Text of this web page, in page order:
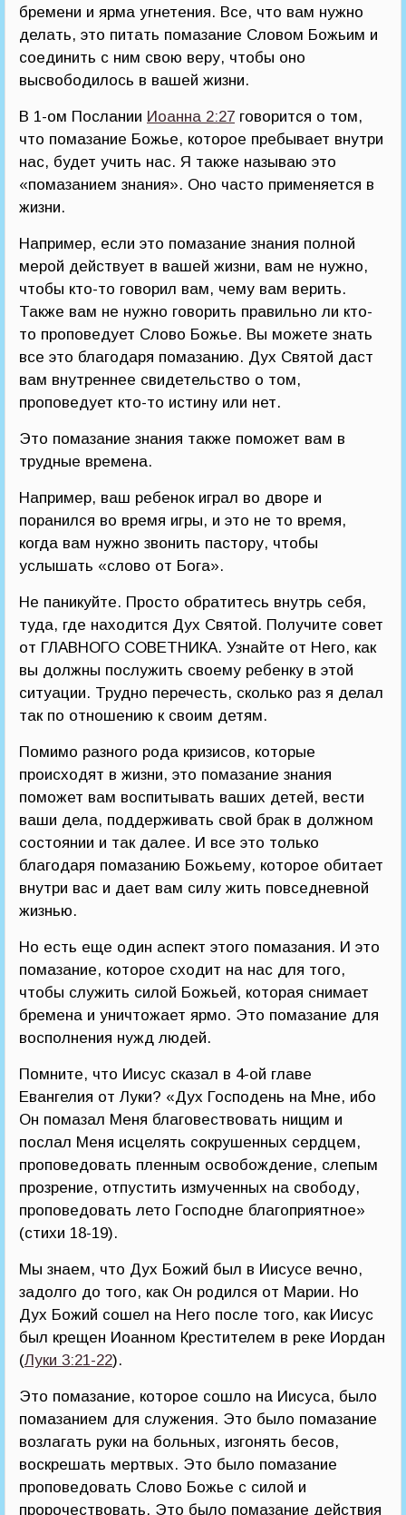
бремени и ярма угнетения. Все, что вам нужно
делать, это питать помазание Словом Божьим и
соединить с ним свою веру, чтобы оно
высвободилось в вашей жизни.
В 1-ом Послании Иоанна 2:27 говорится о том,
что помазание Божье, которое пребывает внутри
нас, будет учить нас. Я также называю это
«помазанием знания». Оно часто применяется в
жизни.
Например, если это помазание знания полной
мерой действует в вашей жизни, вам не нужно,
чтобы кто-то говорил вам, чему вам верить.
Также вам не нужно говорить правильно ли кто-
то проповедует Слово Божье. Вы можете знать
все это благодаря помазанию. Дух Святой даст
вам внутреннее свидетельство о том,
проповедует кто-то истину или нет.
Это помазание знания также поможет вам в
трудные времена.
Например, ваш ребенок играл во дворе и
поранился во время игры, и это не то время,
когда вам нужно звонить пастору, чтобы
услышать «слово от Бога».
Не паникуйте. Просто обратитесь внутрь себя,
туда, где находится Дух Святой. Получите совет
от ГЛАВНОГО СОВЕТНИКА. Узнайте от Него, как
вы должны послужить своему ребенку в этой
ситуации. Трудно перечесть, сколько раз я делал
так по отношению к своим детям.
Помимо разного рода кризисов, которые
происходят в жизни, это помазание знания
поможет вам воспитывать ваших детей, вести
ваши дела, поддерживать свой брак в должном
состоянии и так далее. И все это только
благодаря помазанию Божьему, которое обитает
внутри вас и дает вам силу жить повседневной
жизнью.
Но есть еще один аспект этого помазания. И это
помазание, которое сходит на нас для того,
чтобы служить силой Божьей, которая снимает
бремена и уничтожает ярмо. Это помазание для
восполнения нужд людей.
Помните, что Иисус сказал в 4-ой главе
Евангелия от Луки? «Дух Господень на Мне, ибо
Он помазал Меня благовествовать нищим и
послал Меня исцелять сокрушенных сердцем,
проповедовать пленным освобождение, слепым
прозрение, отпустить измученных на свободу,
проповедовать лето Господне благоприятное»
(стихи 18-19).
Мы знаем, что Дух Божий был в Иисусе вечно,
задолго до того, как Он родился от Марии. Но
Дух Божий сошел на Него после того, как Иисус
был крещен Иоанном Крестителем в реке Иордан
(Луки 3:21-22).
Это помазание, которое сошло на Иисуса, было
помазанием для служения. Это было помазание
возлагать руки на больных, изгонять бесов,
воскрешать мертвых. Это было помазание
проповедовать Слово Божье с силой и
пророчествовать. Это было помазание действия